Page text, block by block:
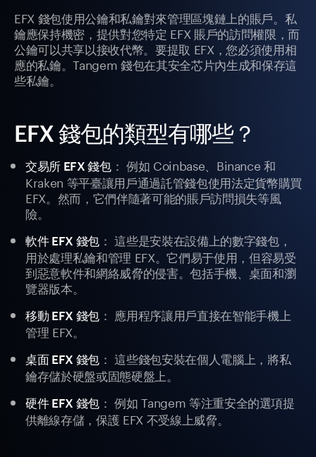
EFX 錢包使用公鑰和私鑰對來管理區塊鏈上的賬戶。私
鑰應保持機密，提供對您特定 EFX 賬戶的訪問權限，而
公鑰可以共享以接收代幣。要提取 EFX，您必須使用相
應的私鑰。Tangem 錢包在其安全芯片內生成和保存這
些私鑰。
EFX 錢包的類型有哪些？
交易所 EFX 錢包： 例如 Coinbase、Binance 和
Kraken 等平臺讓用戶通過託管錢包使用法定貨幣購買
EFX。然而，它們伴隨著可能的賬戶訪問損失等風
險。
軟件 EFX 錢包： 這些是安裝在設備上的數字錢包，
用於處理私鑰和管理 EFX。它們易于使用，但容易受
到惡意軟件和網絡威脅的侵害。包括手機、桌面和瀏
覽器版本。
移動 EFX 錢包： 應用程序讓用戶直接在智能手機上
管理 EFX。
桌面 EFX 錢包： 這些錢包安裝在個人電腦上，將私
鑰存儲於硬盤或固態硬盤上。
硬件 EFX 錢包： 例如 Tangem 等注重安全的選項提
供離線存儲，保護 EFX 不受線上威脅。